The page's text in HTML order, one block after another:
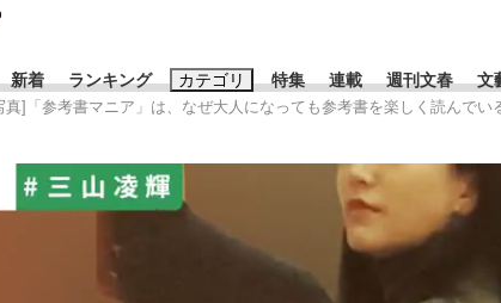
新着 ランキング カテゴリ 特集 連載 週刊文春 文
おすすめのキーワードタグ一覧
#高市早苗 #
真]「参考書マニア」は、なぜ大人になっても参考書を楽しく読んでい